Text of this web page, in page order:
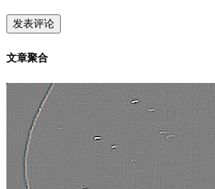
文章聚合